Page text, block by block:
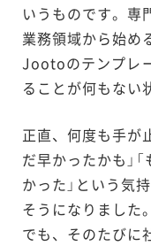
いうものです。専
業務領域から始め
Jootoのテンプレ
ることが何もない
正直、何度も手が
だ早かったかも」
かった」という気
そうになりました。
でも、そのたびに